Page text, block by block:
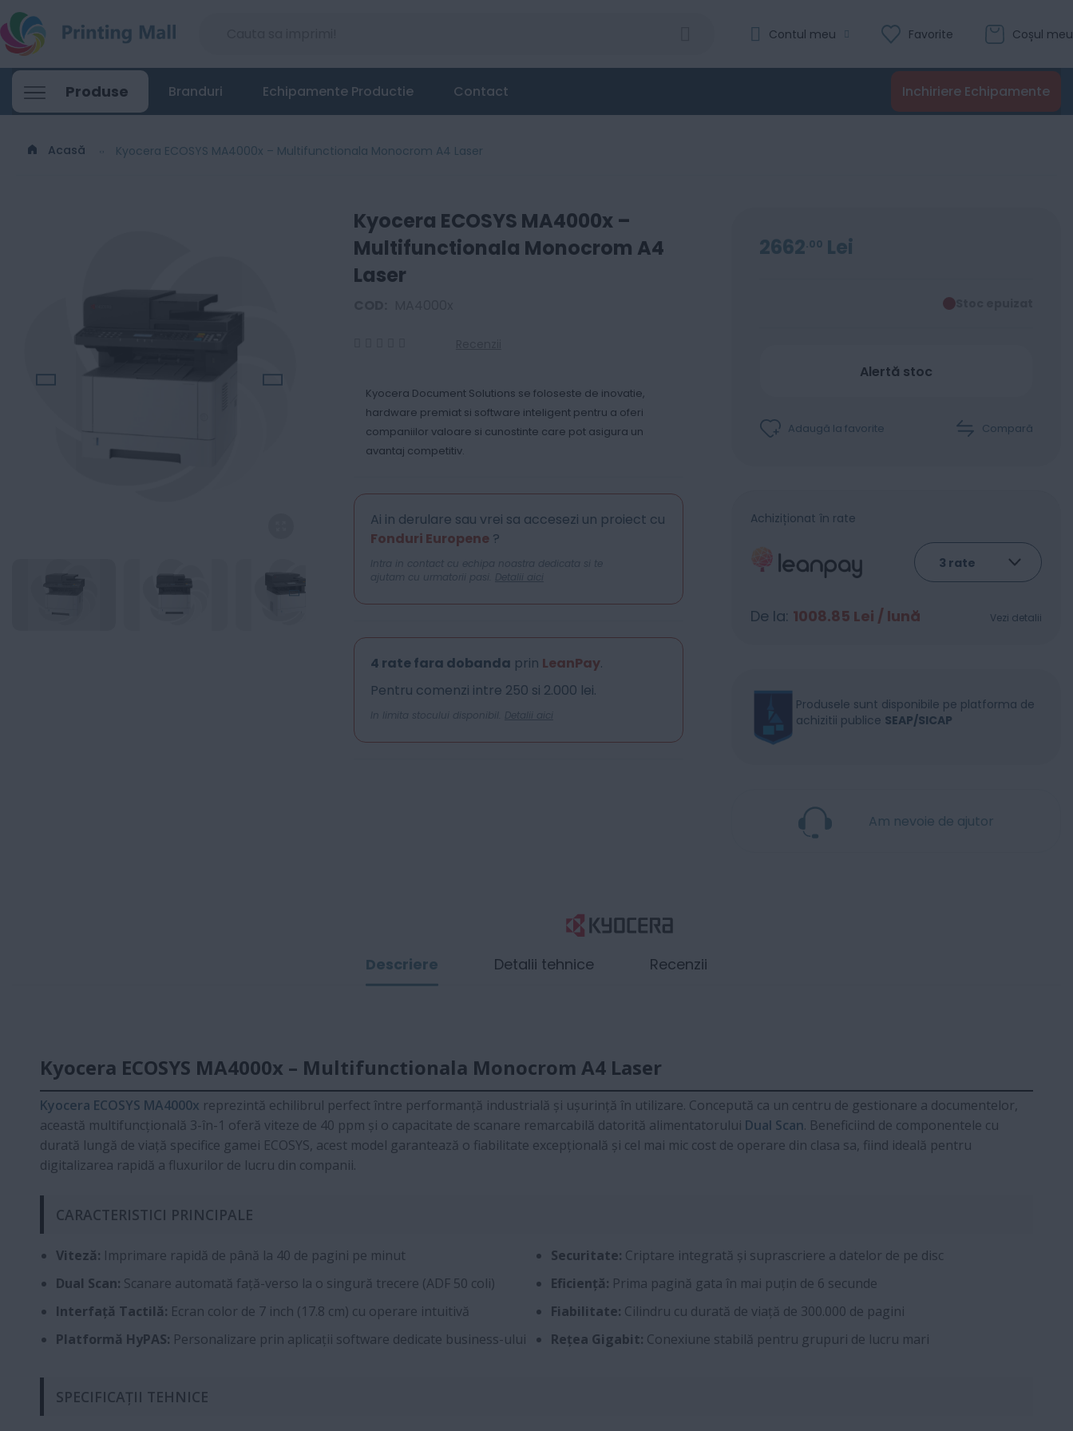
Coșul meu
Favorite
Contul meu
Produse Inchiriere Echipamente
Branduri Echipamente Productie Contact
Acasă Kyocera ECOSYS MA4000x – Multifunctionala Monocrom A4 Laser
Kyocera ECOSYS MA4000x –
Multifunctionala Monocrom A4
Laser
Kyocera Document Solutions se foloseste de inovatie,
hardware premiat si software inteligent pentru a oferi
companiilor valoare si cunostinte care pot asigura un
avantaj competitiv.
Ai in derulare sau vrei sa accesezi un proiect cu
Fonduri Europene?
Intra in contact cu echipa noastra dedicata si te
ajutam cu urmatorii pasi. Detalii aici
4 rate fara dobanda prin LeanPay.
Pentru comenzi intre 250 si 2.000 lei.
In limita stocului disponibil. Detalii aici
2662 00 Lei
Stoc epuizat
Alertă stoc
Adaugă la favorite Compară
Achiziționat în rate
De la: 1008.85 Lei / lună Vezi detalii
Produsele sunt disponibile pe platforma de
achizitii publice SEAP/SICAP
Am nevoie de ajutor
Descriere
Kyocera ECOSYS MA4000x – Multifunctionala Monocrom A4 Laser
Kyocera ECOSYS MA4000x reprezintă echilibrul perfect între performanță industrială și ușurință în utilizare. Concepută ca un centru de gestionare a documentelor,
această multifuncțională 3-în-1 oferă viteze de 40 ppm și o capacitate de scanare remarcabilă datorită alimentatorului Dual Scan. Beneficiind de componentele cu
durată lungă de viață specifice gamei ECOSYS, acest model garantează o fiabilitate excepțională și cel mai mic cost de operare din clasa sa, fiind ideală pentru
digitalizarea rapidă a fluxurilor de lucru din companii.
CARACTERISTICI PRINCIPALE
Viteză: Imprimare rapidă de până la 40 de pagini pe minut
Dual Scan: Scanare automată față-verso la o singură trecere (ADF 50 coli)
Interfață Tactilă: Ecran color de 7 inch (17.8 cm) cu operare intuitivă
Platformă HyPAS: Personalizare prin aplicații software dedicate business-ului
Securitate: Criptare integrată și suprascriere a datelor de pe disc
Eficiență: Prima pagină gata în mai puțin de 6 secunde
Fiabilitate: Cilindru cu durată de viață de 300.000 de pagini
Rețea Gigabit: Conexiune stabilă pentru grupuri de lucru mari
SPECIFICAȚII TEHNICE
Detalii tehnice Recenzii